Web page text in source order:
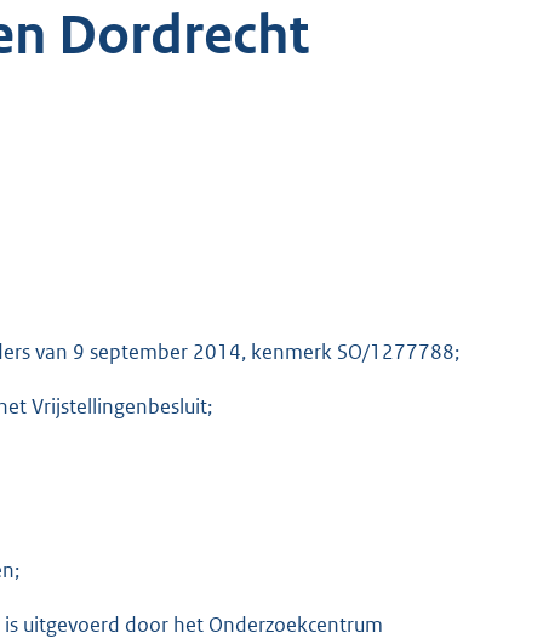
Dordrecht
van 9 september 2014, kenmerk SO/1277788;
Vrijstellingenbesluit;
uitgevoerd door het Onderzoekcentrum